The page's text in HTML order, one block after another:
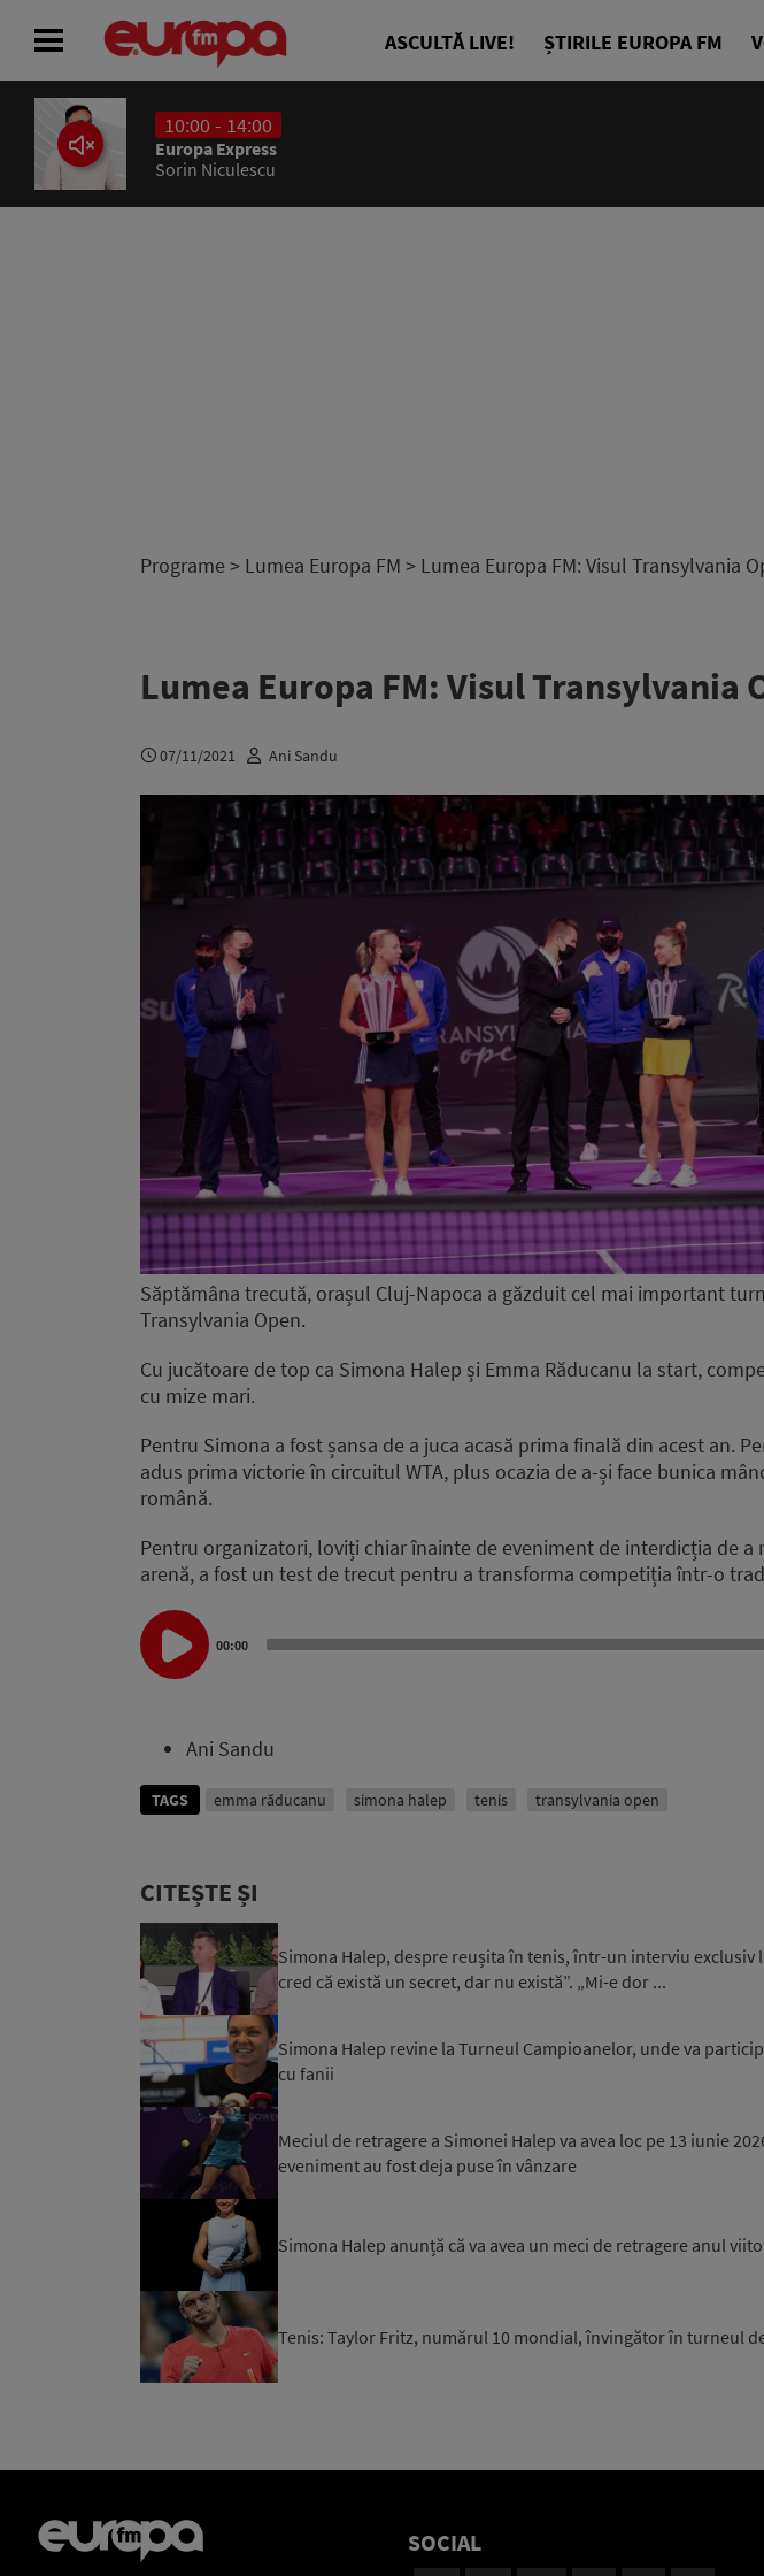
ASCULTĂ LIVE! ȘTIRILE EUROPA FM
10:00 - 14:00
Europa Express
Sorin Niculescu
Programe > Lumea Europa FM > Lumea Europa FM: Visul Transylvania
Lumea Europa FM: Visul Transylvania
07/11/2021 Ani Sandu
Săptămâna trecută, orașul Cluj-Napoca a găzduit cel mai important
Transylvania Open.
Cu jucătoare de top ca Simona Halep și Emma Răducanu la start,
cu mize mari.
Pentru Simona a fost șansa de a juca acasă prima finală din acest an.
adus prima victorie în circuitul WTA, plus ocazia de a-și face bunica
română.
Pentru organizatori, loviți chiar înainte de eveniment de interdicția de a
arenă, a fost un test de trecut pentru a transforma competiția într-o
Audio
Player
00:00
Ani Sandu
TAGS emma răducanu simona halep tenis transylvania open
CITEȘTE ȘI
Simona Halep, despre reușita în tenis, într-un interviu exclusiv
cred că există un secret, dar nu există”. „Mi-e dor ...
Simona Halep revine la Turneul Campioanelor, unde va
cu fanii
Meciul de retragere a Simonei Halep va avea loc pe 13 iunie
eveniment au fost deja puse în vânzare
Simona Halep anunță că va avea un meci de retragere anul
Tenis: Taylor Fritz, numărul 10 mondial, învingător în turneul
SOCIAL
ACASĂ
ȘTIRI